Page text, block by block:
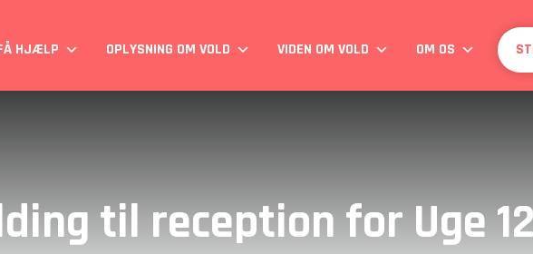
HJÆLP OPLYSNING OM VOLD VIDEN OM VOLD OM OS
til reception for Uge